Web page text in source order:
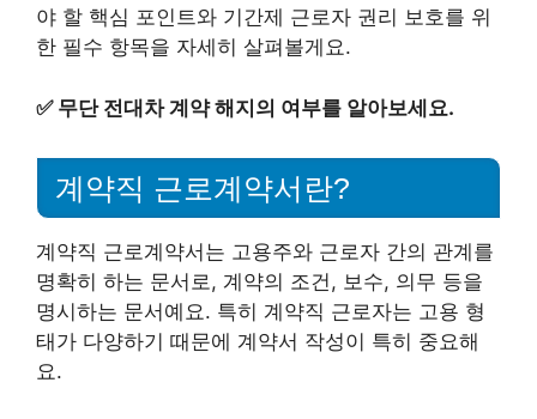
야 할 핵심 포인트와 기간제 근로자 권리 보호를 위
한 필수 항목을 자세히 살펴볼게요.
✅ 무단 전대차 계약 해지의 여부를 알아보세요.
계약직 근로계약서란?
계약직 근로계약서는 고용주와 근로자 간의 관계를
명확히 하는 문서로, 계약의 조건, 보수, 의무 등을
명시하는 문서예요. 특히 계약직 근로자는 고용 형
태가 다양하기 때문에 계약서 작성이 특히 중요해
요.